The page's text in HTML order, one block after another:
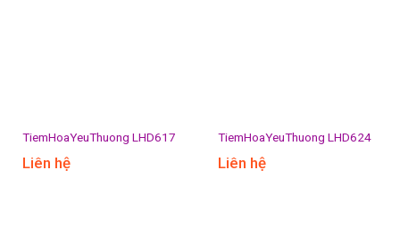
TiemHoaYeuThuong LHD617
Liên hệ
TiemHoaYeuThuong LHD624
Liên hệ